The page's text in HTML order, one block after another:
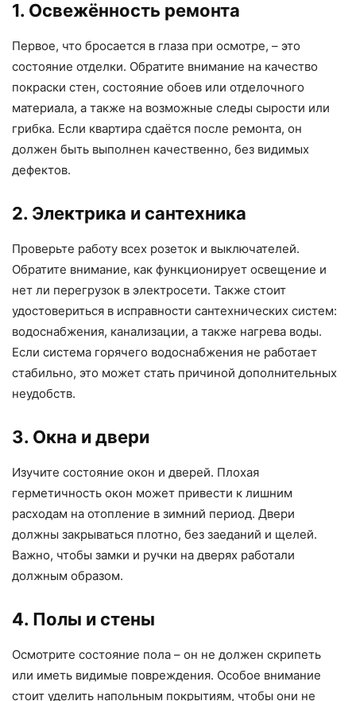
1. Освежённость ремонта
Первое, что бросается в глаза при осмотре, – это
состояние отделки. Обратите внимание на качество
покраски стен, состояние обоев или отделочного
материала, а также на возможные следы сырости или
грибка. Если квартира сдаётся после ремонта, он
должен быть выполнен качественно, без видимых
дефектов.
2. Электрика и сантехника
Проверьте работу всех розеток и выключателей.
Обратите внимание, как функционирует освещение и
нет ли перегрузок в электросети. Также стоит
удостовериться в исправности сантехнических систем:
водоснабжения, канализации, а также нагрева воды.
Если система горячего водоснабжения не работает
стабильно, это может стать причиной дополнительных
неудобств.
3. Окна и двери
Изучите состояние окон и дверей. Плохая
герметичность окон может привести к лишним
расходам на отопление в зимний период. Двери
должны закрываться плотно, без заеданий и щелей.
Важно, чтобы замки и ручки на дверях работали
должным образом.
4. Полы и стены
Осмотрите состояние пола – он не должен скрипеть
или иметь видимые повреждения. Особое внимание
стоит уделить напольным покрытиям, чтобы они не